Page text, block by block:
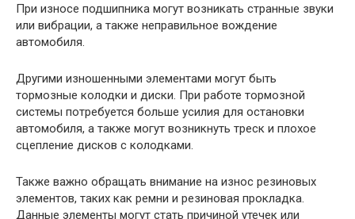
При износе подшипника могут возникать странные звуки
или вибрации, а также неправильное вождение
автомобиля.
Другими изношенными элементами могут быть
тормозные колодки и диски. При работе тормозной
системы потребуется больше усилия для остановки
автомобиля, а также могут возникнуть треск и плохое
сцепление дисков с колодками.
Также важно обращать внимание на износ резиновых
элементов, таких как ремни и резиновая прокладка.
Данные элементы могут стать причиной утечек или